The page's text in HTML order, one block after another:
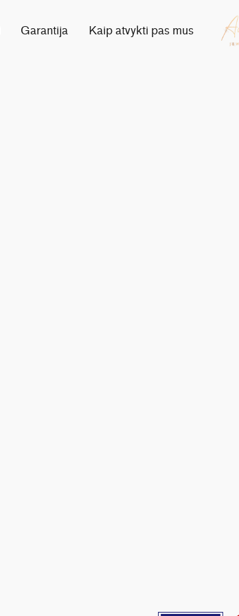
Garantija Kaip atvykti pas mus